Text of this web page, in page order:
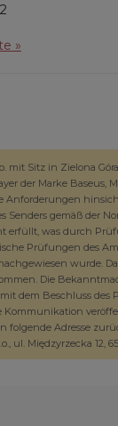
»
mit Sitz in Zielona
der Marke Baseus,
Anforderungen
Senders gemäß der
erfüllt, was durch
Prüfungen des
wurde.
Die
dem Beschluss des
Kommunikation
folgende Adresse
ul. Międzyrzecka 12,